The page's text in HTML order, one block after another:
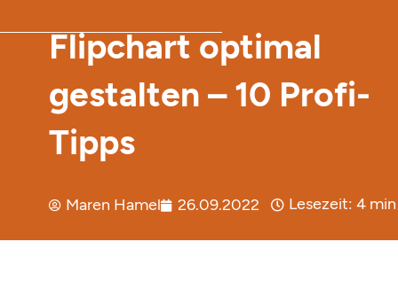
Flipchart optimal
gestalten – 10 Profi-
Tipps
Maren Hamel 26.09.2022 Lesezeit: 4 min